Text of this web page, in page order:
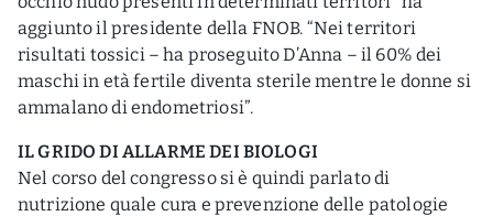
aggiunto il presidente della FNOB. “Nei territori
risultati tossici – ha proseguito D’Anna – il 60% dei
maschi in età fertile diventa sterile mentre le donne si
ammalano di endometriosi”.
IL GRIDO DI ALLARME DEI BIOLOGI
Nel corso del congresso si è quindi parlato di
nutrizione quale cura e prevenzione delle patologie